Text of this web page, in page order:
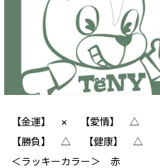
【金運】 ‪× 【愛情】 ‪△
【勝負】 △ 【健康】 ‪△
＜ラッキーカラー＞ 赤